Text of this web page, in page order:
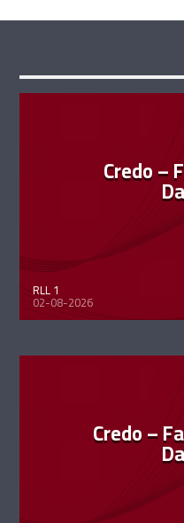
Credo –
RLL 1
02-08-2026
Credo –